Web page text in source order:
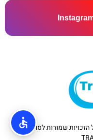
שמורות לסוכנות